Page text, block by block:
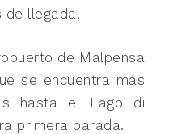
de llegada.
de Malpensa
se encuentra más
hasta el Lago di
primera parada.